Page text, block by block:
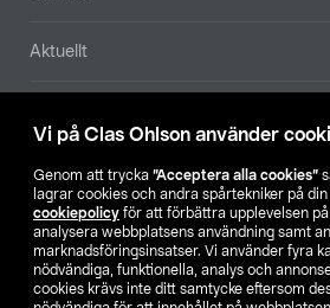
Vi på Clas Ohlson använder
Genom att trycka ”Acceptera alla cookies”
lagrar cookies och andra spårtekniker på
cookiepolicy för att förbättra upplevelsen på
analysera webbplatsens användning samt
marknadsföringsinsatser. Vi använder fyra
nödvändiga, funktionella, analys och
cookies krävs inte ditt samtycke eftersom
Aktuellt
Hitta butik
SE NO FI